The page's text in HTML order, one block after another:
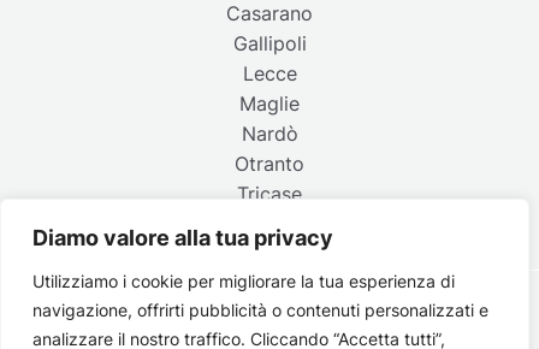
Diamo valore alla tua privacy
Utilizziamo i cookie per migliorare la tua esperienza di
navigazione, offrirti pubblicità o contenuti personalizzati e
analizzare il nostro traffico. Cliccando “Accetta tutti”,
Casarano
Gallipoli
Lecce
Maglie
Nardò
Otranto
Tricase
Copyright © 2026 Belpaese | Periodico d'informazione del